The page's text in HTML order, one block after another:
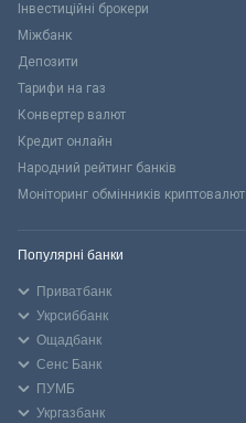
Інвестиційні брокери
Міжбанк
Депозити
Тарифи на газ
Конвертер валют
Кредит онлайн
Народний рейтинг банків
Моніторинг обмінників криптовалют
Популярні банки
Приватбанк
Укрсиббанк
Ощадбанк
Сенс Банк
ПУМБ
Укргазбанк